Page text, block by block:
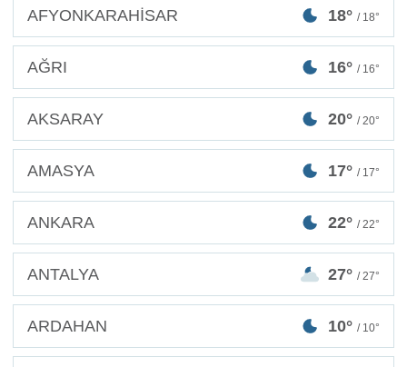
AFYONKARAHİSAR 18° / 18°
AĞRI 16° / 16°
AKSARAY 20° / 20°
AMASYA 17° / 17°
ANKARA 22° / 22°
ANTALYA 27° / 27°
ARDAHAN 10° / 10°